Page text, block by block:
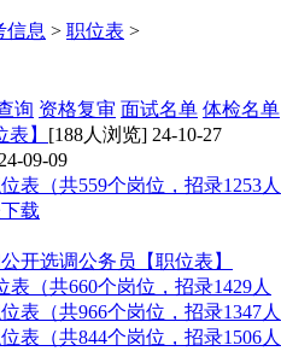
信息 > 职位表 >
询 资格复审 面试名单 体检名单
】 [188人浏览] 24-10-27
09-09
表（共559个岗位，招录1253人
载
开选调公务员【职位表】
（共660个岗位，招录1429人
表（共966个岗位，招录1347人
表（共844个岗位，招录1506人